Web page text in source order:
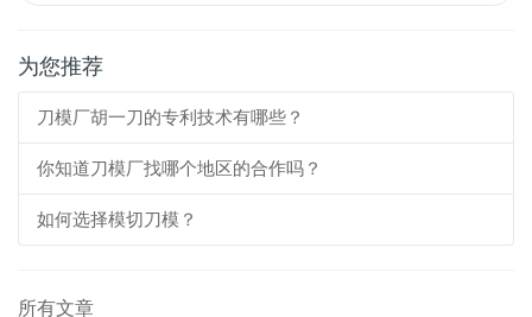
为您推荐
刀模厂胡一刀的专利技术有哪些？
你知道刀模厂找哪个地区的合作吗？
如何选择模切刀模？
所有文章